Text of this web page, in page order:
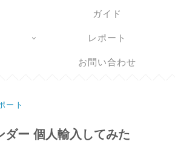
ガイド
レポート
お問い合わせ
ート
ダー 個人輸入してみた